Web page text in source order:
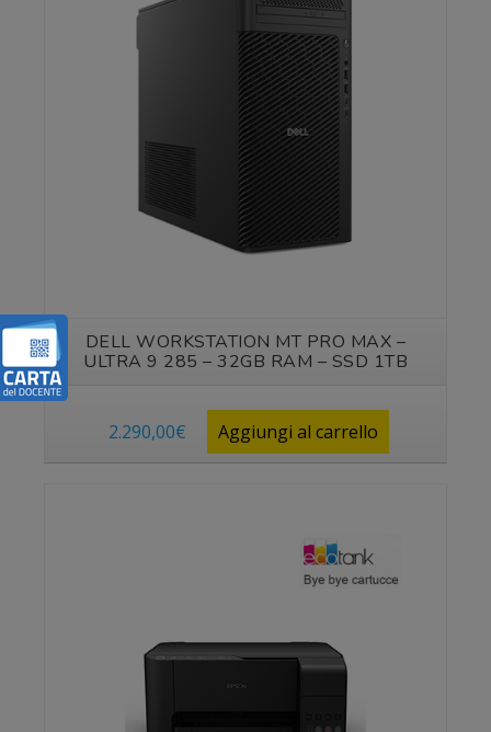
Vedi prodotto
DELL WORKSTATION MT PRO MAX –
ULTRA 9 285 – 32GB RAM – SSD 1TB
2.290,00€ Aggiungi al carrello